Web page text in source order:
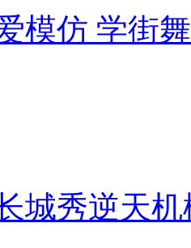
模仿 学街
城秀逆天机